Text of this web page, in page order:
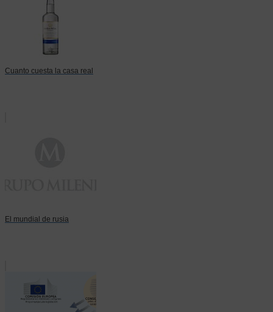
Cuanto cuesta la casa real
El mundial de rusia